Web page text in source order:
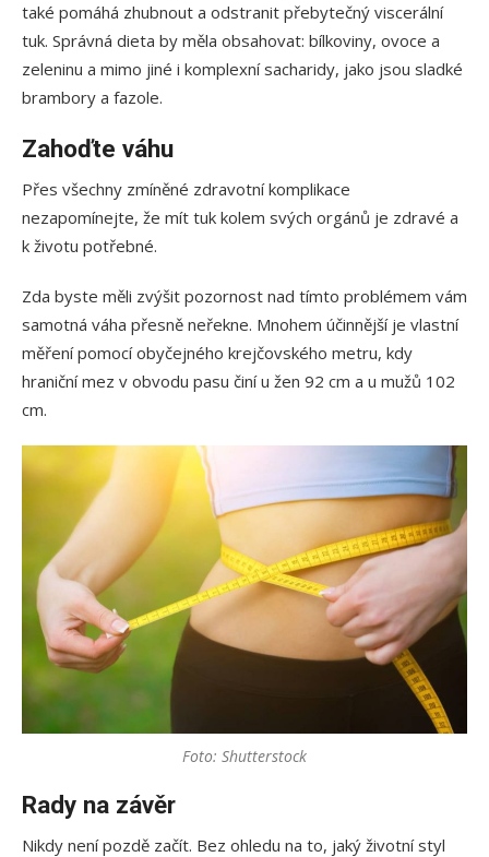
také pomáhá zhubnout a odstranit přebytečný viscerální
tuk. Správná dieta by měla obsahovat: bílkoviny, ovoce a
zeleninu a mimo jiné i komplexní sacharidy, jako jsou sladké
brambory a fazole.
Zahoďte váhu
Přes všechny zmíněné zdravotní komplikace
nezapomínejte, že mít tuk kolem svých orgánů je zdravé a
k životu potřebné.
Zda byste měli zvýšit pozornost nad tímto problémem vám
samotná váha přesně neřekne. Mnohem účinnější je vlastní
měření pomocí obyčejného krejčovského metru, kdy
hraniční mez v obvodu pasu činí u žen 92 cm a u mužů 102
cm.
Foto: Shutterstock
Rady na závěr
Nikdy není pozdě začít. Bez ohledu na to, jaký životní styl